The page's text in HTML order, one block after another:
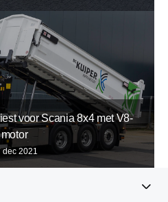
voor Scania 8x4 met V8-
motor
dec 2021